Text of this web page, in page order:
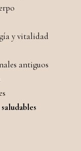
y vitalidad
antiguos